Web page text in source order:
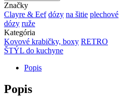
Značky
Clayre & Eef dózy na šitie plechové
dózy ruže
Kategória
Kovové krabičky, boxy RETRO
ŠTÝL do kuchyne
Popis
Popis